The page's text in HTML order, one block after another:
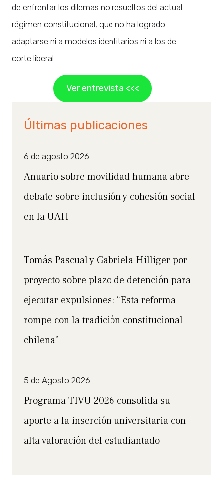
de enfrentar los dilemas no resueltos del actual
régimen constitucional, que no ha logrado
adaptarse ni a modelos identitarios ni a los de
corte liberal.
Ver entrevista <<<
Últimas publicaciones
6 de agosto 2026
Anuario sobre movilidad humana abre
debate sobre inclusión y cohesión social
en la UAH
Tomás Pascual y Gabriela Hilliger por
proyecto sobre plazo de detención para
ejecutar expulsiones: “Esta reforma
rompe con la tradición constitucional
chilena”
5 de Agosto 2026
Programa TIVU 2026 consolida su
aporte a la inserción universitaria con
alta valoración del estudiantado